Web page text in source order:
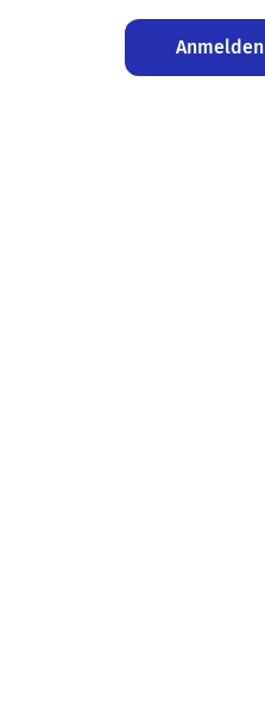
Anmelden